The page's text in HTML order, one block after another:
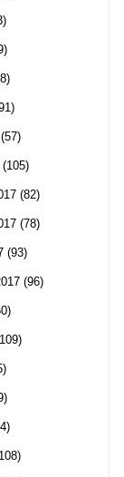
(57)
(105)
(82)
(78)
(93)
(96)